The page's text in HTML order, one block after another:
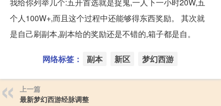
个人100W+,而且这个过程中还能够得东西奖励。 其次就
是自己刷副本,副本给的奖励还是不错的,箱子都是自。
网络标签： 副本 新区 梦幻西游
上一篇
最新梦幻西游经脉调整